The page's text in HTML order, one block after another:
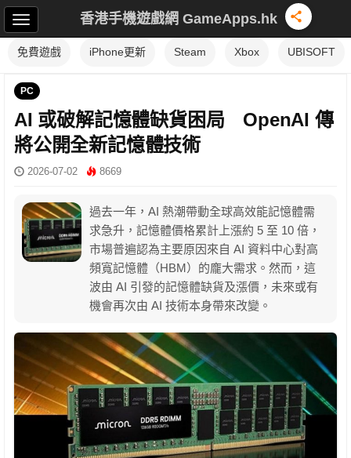
香港手機遊戲網 GameApps.hk
免費遊戲 iPhone更新 Steam Xbox UBISOFT
PC
AI 或破解記憶體缺貨困局 OpenAI 傳
將公開全新記憶體技術
2026-07-02 8669
過去一年，AI 熱潮帶動全球高效能記憶體需
求急升，記憶體價格累計上漲約 5 至 10 倍，
市場普遍認為主要原因來自 AI 資料中心對高
頻寬記憶體（HBM）的龐大需求。然而，這
波由 AI 引發的記憶體缺貨及漲價，未來或有
機會再次由 AI 技術本身帶來改變。